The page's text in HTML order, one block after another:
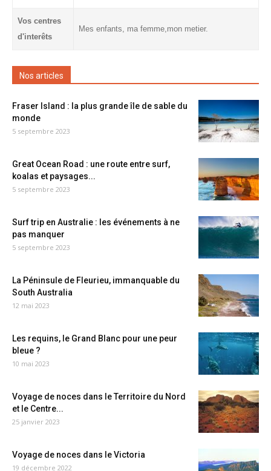
Vos centres
d'interêts
Mes enfants, ma femme,mon metier.
Nos articles
Fraser Island : la plus grande île de sable du
monde
5 septembre 2023
Great Ocean Road : une route entre surf,
koalas et paysages...
5 septembre 2023
Surf trip en Australie : les événements à ne
pas manquer
5 septembre 2023
La Péninsule de Fleurieu, immanquable du
South Australia
12 mai 2023
Les requins, le Grand Blanc pour une peur
bleue ?
10 mai 2023
Voyage de noces dans le Territoire du Nord
et le Centre...
25 janvier 2023
Voyage de noces dans le Victoria
19 décembre 2022